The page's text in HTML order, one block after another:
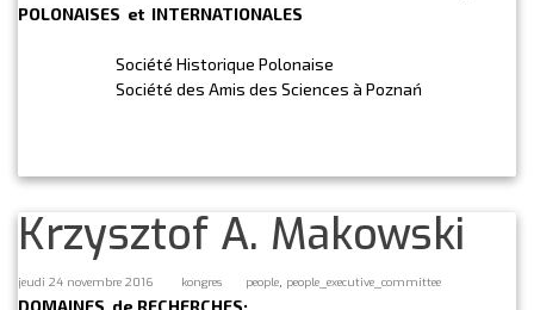
POLONAISES et INTERNATIONALES
Société Historique Polonaise
Société des Amis des Sciences à Poznań
Krzysztof A. Makowski
jeudi 24 novembre 2016 kongres people, people_executive_committee
DOMAINES de RECHERCHES: